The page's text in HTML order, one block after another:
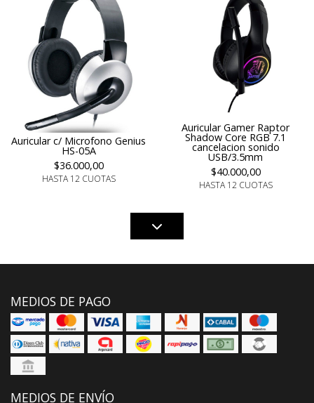
Auricular c/ Microfono Genius
HS-05A
$36.000,00
HASTA 12 CUOTAS
Auricular Gamer Raptor
Shadow Core RGB 7.1
cancelacion sonido
USB/3.5mm
$40.000,00
HASTA 12 CUOTAS
MEDIOS DE PAGO
MEDIOS DE ENVÍO